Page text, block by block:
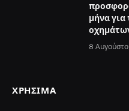
μήνα
8
ΧΡΉΣΙΜΑ